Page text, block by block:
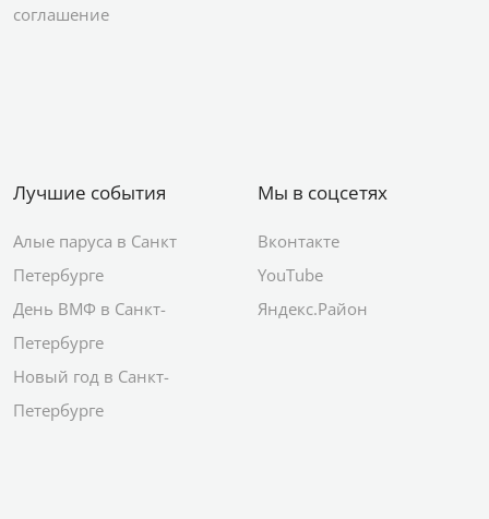
соглашение
Лучшие события
Алые паруса в Санкт
Петербурге
День ВМФ в Санкт-
Петербурге
Новый год в Санкт-
Петербурге
Мы в соцсетях
Вконтакте
YouTube
Яндекс.Район